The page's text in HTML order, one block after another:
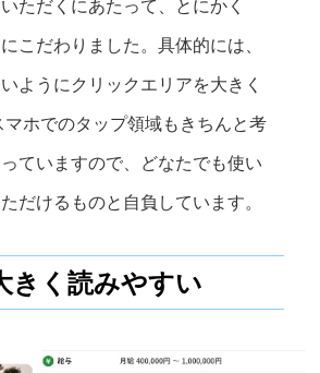
ただくにあたって、とにかく
こだわりました。具体的には、
ようにクリックエリアを大きく
マホでのタップ領域もきちんと考
ていますので、どなたでも使い
だけるものと自負しています。
きく読みやすい